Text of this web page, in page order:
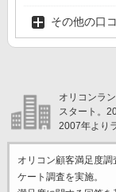
その他の口
オリコンラ
スタート。
2007年より
オリコン顧客満足度
ケート調査を実施。